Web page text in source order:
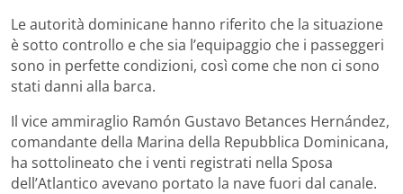
Le autorità dominicane hanno riferito che la situazione
è sotto controllo e che sia l’equipaggio che i passeggeri
sono in perfette condizioni, così come che non ci sono
stati danni alla barca.
Il vice ammiraglio Ramón Gustavo Betances Hernández,
comandante della Marina della Repubblica Dominicana,
ha sottolineato che i venti registrati nella Sposa
dell’Atlantico avevano portato la nave fuori dal canale.